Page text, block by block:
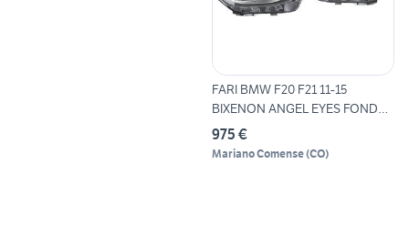
FARI BMW F20 F21 11-15
BIXENON ANGEL EYES FONDO
NE
975 €
Mariano Comense(CO)